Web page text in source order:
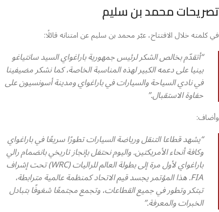
تصريحات محمد بن سليم
في كلمته خلال الافتتاح، عبّر محمد بن سليم عن امتنانه قائلًا:
“أتقدّم بخالص الشكر لرئيس جمهورية باراغواي السيد سانتياغو
بينيا على دعمه الكبير لهذه المناسبة الخاصة، كما نشكر مضيفينا
في نادي السياحة والسيارات في باراغواي ومدينة أسونسيون على
حفاوة الاستقبال.”
وأضاف:
“يشهد قطاعا التنقل ورياضة السيارات تطورًا سريعًا في باراغواي
وكافة أنحاء الأمريكتين. واليوم نحتفل بإنجاز تاريخي بانضمام رالي
باراغواي لأول مرة إلى بطولة العالم للراليات (WRC) تحت إشراف
FIA. هذا المؤتمر يجسد قيم الاتحاد كمنظمة عالمية مترابطة،
تبتكر وتطور في جميع القطاعات، وتجمع مجتمعًا شغوفًا بتبادل
الخبرات والمعرفة.”